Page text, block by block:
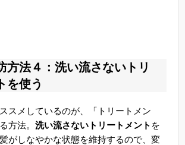
方法４：洗い流さないトリ
を使う
スメしているのが、「トリートメン
方法。 洗い流さないトリートメント を
がしなやかな状態を維持するので、変